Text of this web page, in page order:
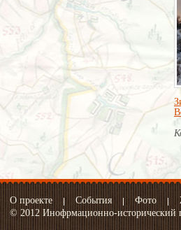
О проекте События Фото
© 2012 Инофрмационно-